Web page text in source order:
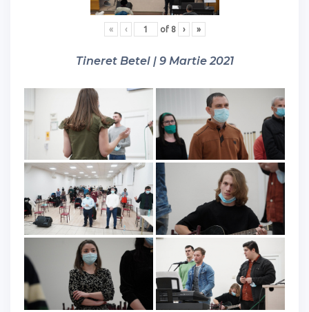
« ‹ of 8 › »
Tineret Betel | 9 Martie 2021